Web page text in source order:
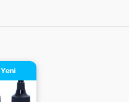
Yeni